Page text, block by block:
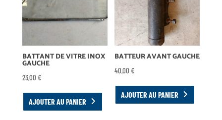
BATTANT DE VITRE INOX
GAUCHE
23,00 €
AJOUTER AU PANIER
BATTEUR AVANT GAUCHE
40,00€
AJOUTER AU PANIER